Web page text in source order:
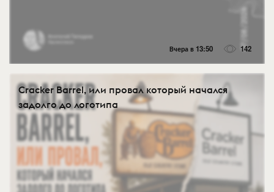
Вчера в 13:50 142
Cracker Barrel, или провал который начался
задолго до логотипа